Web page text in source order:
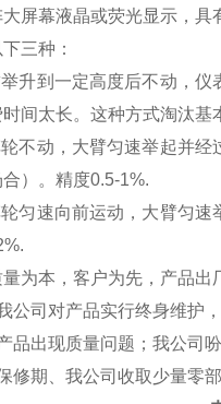
屏幕液晶或荧光显示，
三种 ：
升到一定高度后不动，
间太长。这种方式淘汰基
不动，大臂匀速举起并
）。精度0.5-1%.
匀速向前运动，大臂匀速
为本，客户为先，产品出
司对产品实行终身维护，
出现质量问题；我公司
期、我公司收取少量零